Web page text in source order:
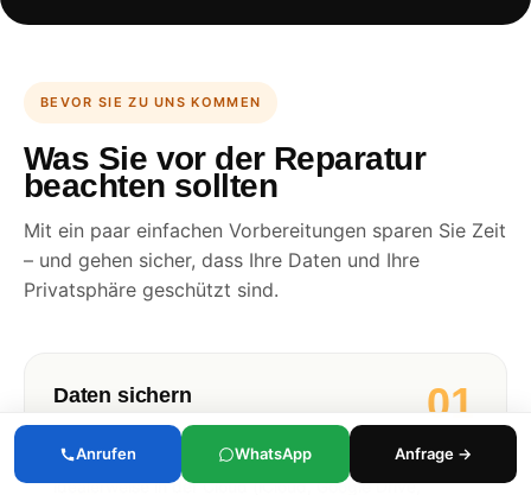
BEVOR SIE ZU UNS KOMMEN
Was Sie vor der Reparatur
beachten sollten
Mit ein paar einfachen Vorbereitungen sparen Sie Zeit
– und gehen sicher, dass Ihre Daten und Ihre
Privatsphäre geschützt sind.
01
Daten sichern
Erstellen Sie vor der Reparatur ein Backup Ihrer
wichtigsten Daten (Fotos, Kontakte, Nachrichten) –
idealerweise in der Cloud (iCloud, Google Drive,
Anrufen WhatsApp Anfrage →